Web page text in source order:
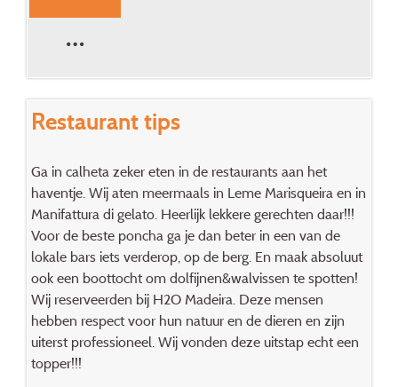
Restaurant tips
Ga in calheta zeker eten in de restaurants aan het
haventje. Wij aten meermaals in Leme Marisqueira en in
Manifattura di gelato. Heerlijk lekkere gerechten daar!!!
Voor de beste poncha ga je dan beter in een van de
lokale bars iets verderop, op de berg. En maak absoluut
ook een boottocht om dolfijnen&walvissen te spotten!
Wij reserveerden bij H2O Madeira. Deze mensen
hebben respect voor hun natuur en de dieren en zijn
uiterst professioneel. Wij vonden deze uitstap echt een
topper!!!